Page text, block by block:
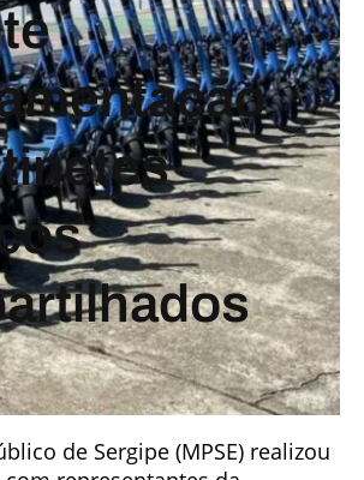
de Sergipe (MPSE) realizou